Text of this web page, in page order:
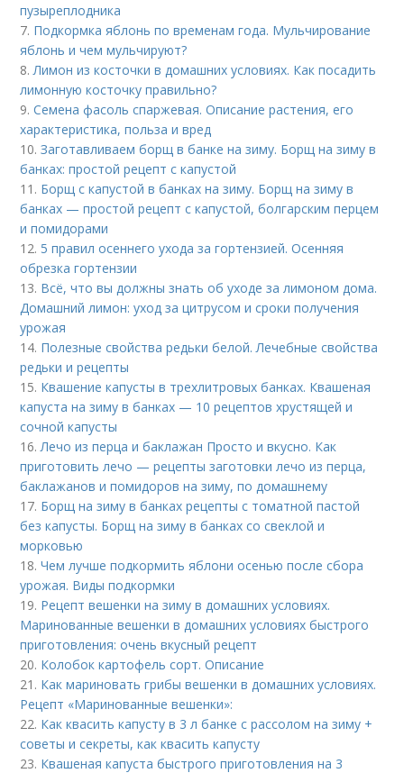
пузыреплодника
7. Подкормка яблонь по временам года. Мульчирование
яблонь и чем мульчируют?
8.Лимон из косточки в домашних условиях. Как посадить
лимонную косточку правильно?
9.Семена фасоль спаржевая. Описание растения, его
характеристика, польза и вред
10.Заготавливаем борщ в банке на зиму. Борщ на зиму в
банках: простой рецепт с капустой
11. Борщ с капустой в банках на зиму. Борщ на зиму в
банках — простой рецепт с капустой, болгарским перцем
и помидорами
12. 5 правил осеннего ухода за гортензией. Осенняя
обрезка гортензии
13. Всё, что вы должны знать об уходе за лимоном дома.
Домашний лимон: уход за цитрусом и сроки получения
урожая
14. Полезные свойства редьки белой. Лечебные свойства
редьки и рецепты
15. Квашение капусты в трехлитровых банках. Квашеная
капуста на зиму в банках — 10 рецептов хрустящей и
сочной капусты
16.Лечо из перца и баклажан Просто и вкусно. Как
приготовить лечо — рецепты заготовки лечо из перца,
баклажанов и помидоров на зиму, по домашнему
17. Борщ на зиму в банках рецепты с томатной пастой
без капусты. Борщ на зиму в банках со свеклой и
морковью
18.Чем лучше подкормить яблони осенью после сбора
урожая. Виды подкормки
19. Рецепт вешенки на зиму в домашних условиях.
Маринованные вешенки в домашних условиях быстрого
приготовления: очень вкусный рецепт
20. Колобок картофель сорт. Описание
21. Как мариновать грибы вешенки в домашних условиях.
Рецепт «Маринованные вешенки»:
22. Как квасить капусту в 3 л банке с рассолом на зиму +
советы и секреты, как квасить капусту
23. Квашеная капуста быстрого приготовления на 3